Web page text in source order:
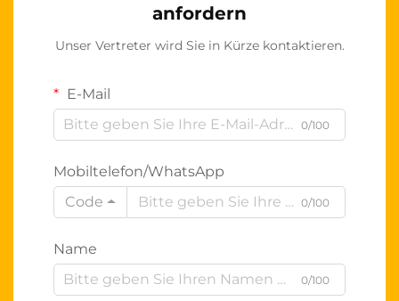
anfordern
Unser Vertreter wird Sie in Kürze kontaktieren.
E-Mail
0/100
Mobiltelefon/WhatsApp
Code
0/100
Name
0/100